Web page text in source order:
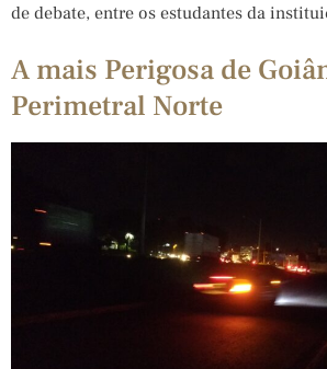
de debate, entre os estudantes da
A mais Perigosa de
Perimetral Norte